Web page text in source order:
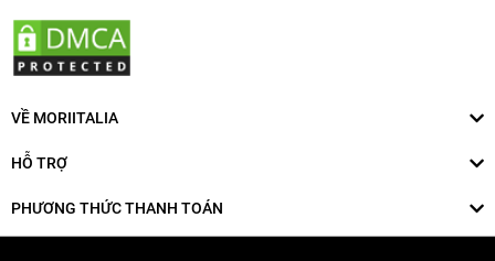
VỀ MORIITALIA
HỖ TRỢ
PHƯƠNG THỨC THANH TOÁN